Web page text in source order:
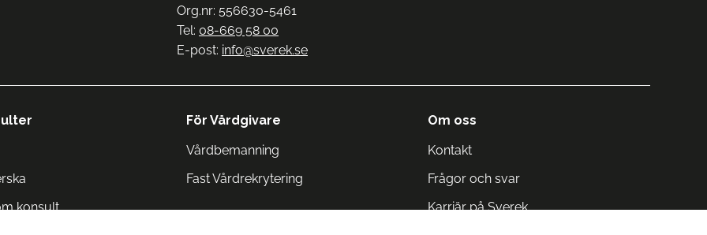
Org.nr: 556630-5461
Tel: 08-669 58 00
E-post: info@sverek.se
konsult
För Vårdgivare
Vårdbemanning
Fast Vårdrekrytering
Om oss
Kontakt
Frågor och svar
Karriär på Sverek